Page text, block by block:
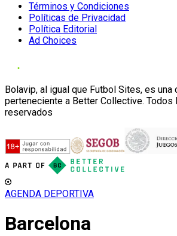
Términos y Condiciones
Políticas de Privacidad
Política Editorial
Ad Choices
Bolavip, al igual que Futbol Sites, es una
perteneciente a Better Collective. Todos
reservados
AGENDA DEPORTIVA
Barcelona